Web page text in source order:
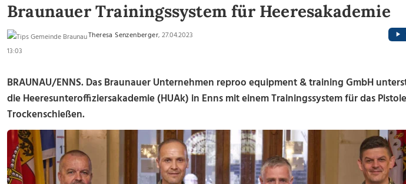
Braunauer Trainingssystem für Heeresakademie
Theresa Senzenberger, 27.04.2023
13:03
BRAUNAU/ENNS.Das Braunauer Unternehmen reproo equipment & training GmbH
die Heeresunteroffiziersakademie (HUAk) in Enns mit einem Trainingssystem für das
Trockenschießen.